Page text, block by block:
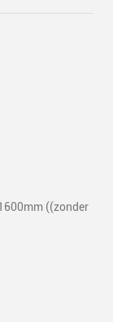
((zonder